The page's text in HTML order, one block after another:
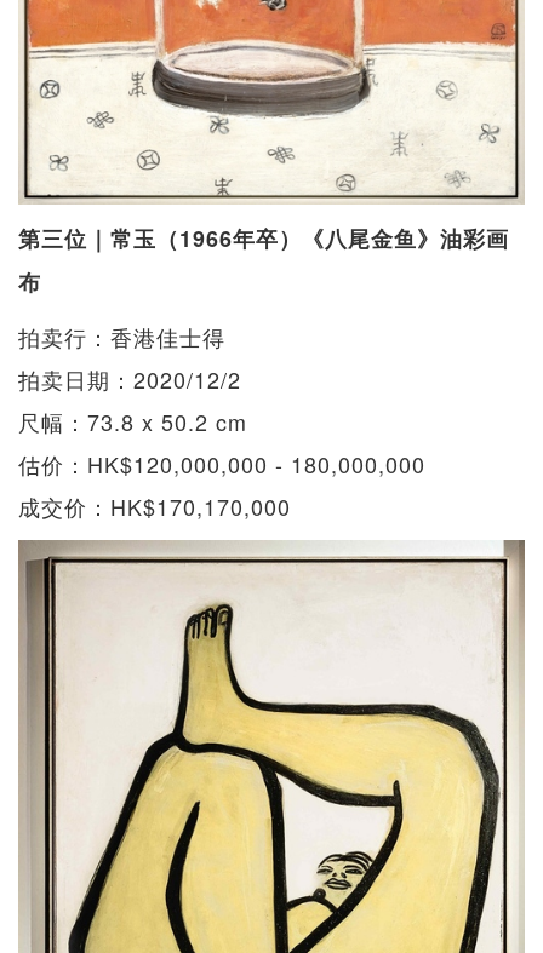
第三位｜常玉（1966年卒）《八尾金鱼》油彩画
布
拍卖行：香港佳士得
拍卖日期：2020/12/2
尺幅：73.8 x 50.2 cm
估价：HK$120,000,000 - 180,000,000
成交价：HK$170,170,000